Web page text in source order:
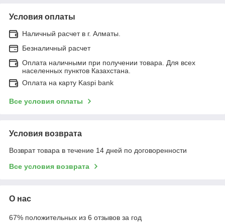
Условия оплаты
Наличный расчет в г. Алматы.
Безналичный расчет
Оплата наличными при получении товара. Для всех
населенных пунктов Казахстана.
Оплата на карту Kaspi bank
Все условия оплаты
Условия возврата
Возврат товара в течение 14 дней по договоренности
Все условия возврата
О нас
67% положительных из 6 отзывов за год